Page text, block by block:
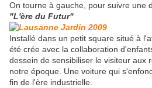
On tourne à gauche, pour suivre une
"L'ère du Futur"
Installé dans un petit square situé à
été crée avec la collaboration
dessein de sensibiliser le visiteur aux
notre époque. Une voiture qui
fin de l'ère industrielle.